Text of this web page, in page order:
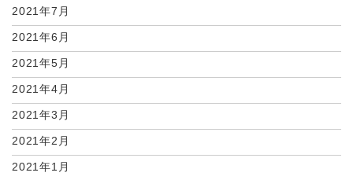
2021年7月
2021年6月
2021年5月
2021年4月
2021年3月
2021年2月
2021年1月